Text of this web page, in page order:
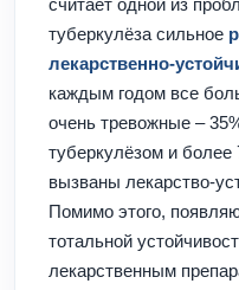
туберкулёза сильное
лекарственно-
каждым годом все
очень тревожные –
туберкулёзом и
вызваны лекарство-
Помимо этого,
тотальной
лекарственным